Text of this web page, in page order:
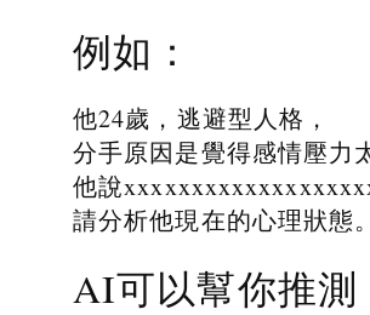
例如：
他24歲，逃避型人格，
分手原因是覺得感情壓力
他說
請分析他現在的心理狀態。
AI可以幫你推測